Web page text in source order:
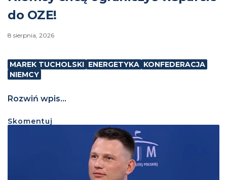
do OZE!
8 sierpnia, 2026
MAREK TUCHOLSKI ENERGETYKA KONFEDERACJA
NIEMCY
Rozwiń wpis...
Skomentuj